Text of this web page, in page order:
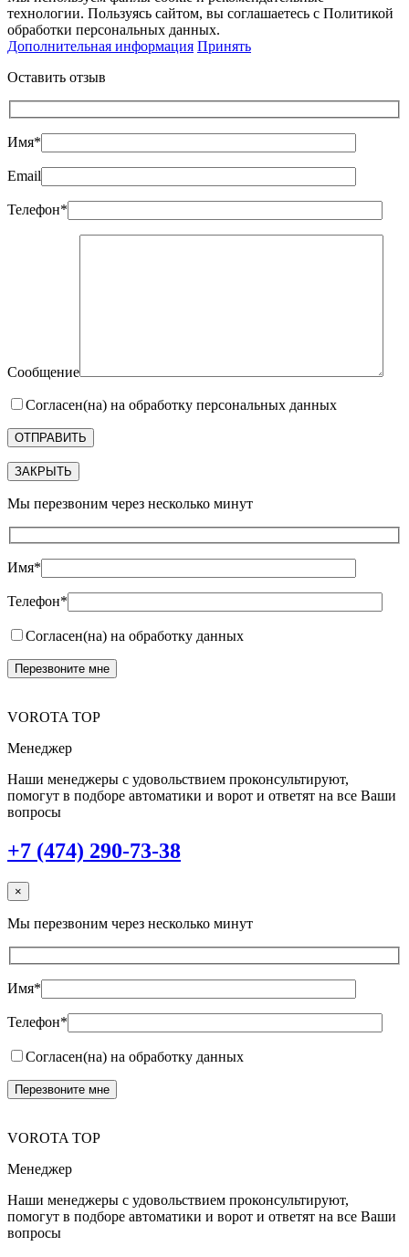
технологии. Пользуясь сайтом, вы соглашаетесь с Политикой
обработки персональных данных.
Дополнительная информация Принять
Оставить отзыв
Имя*
Email
Телефон*
Сообщение
Согласен(на) на обработку персональных данных
ЗАКРЫТЬ
Мы перезвоним через несколько минут
Имя*
Телефон*
Согласен(на) на обработку данных
VOROTA TOP
Менеджер
Наши менеджеры с удовольствием проконсультируют,
помогут в подборе автоматики и ворот и ответят на все Ваши
вопросы
+7 (474) 290-73-38
×
Мы перезвоним через несколько минут
Имя*
Телефон*
Согласен(на) на обработку данных
VOROTA TOP
Менеджер
Наши менеджеры с удовольствием проконсультируют,
помогут в подборе автоматики и ворот и ответят на все Ваши
вопросы